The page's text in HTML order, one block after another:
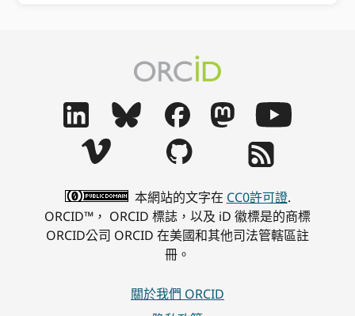
本網站的文字在 CC0許可證.
ORCID™， ORCID 標誌，以及 iD 徽標是的商標
ORCID公司 ORCID 在美國和其他司法管轄區註
冊。
關於我們 ORCID